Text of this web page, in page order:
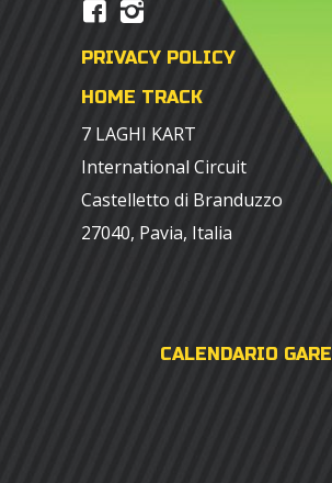
PRIVACY POLICY
HOME TRACK
7 LAGHI KART
International Circuit
Castelletto di Branduzzo
27040, Pavia, Italia
CALENDARIO GARE